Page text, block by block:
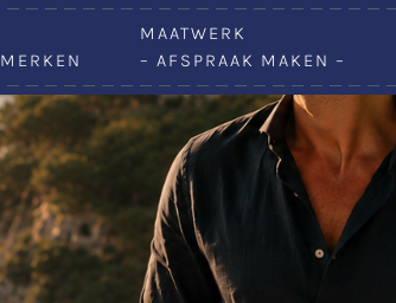
MERKEN
MAATWERK
– AFSPRAAK MAKEN –